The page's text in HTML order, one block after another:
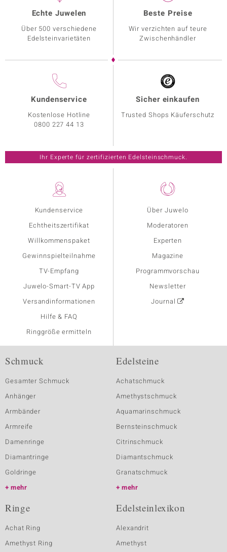
Kundenservice
Echtheitszertifikat
Willkommenspaket
Gewinnspielteilnahme
TV-Empfang
Juwelo-Smart-TV App
Versandinformationen
Hilfe & FAQ
Ringgröße ermitteln
Über Juwelo
Moderatoren
Experten
Magazine
Programmvorschau
Newsletter
Journal
Echte Juwelen
Über 500 verschiedene
Edelsteinvarietäten
Beste Preise
Wir verzichten auf teure
Zwischenhändler
Kundenservice
Kostenlose Hotline
0800 227 44 13
Sicher einkaufen
Trusted Shops Käuferschutz
Ihr Experte für zertifizierten Edelsteinschmuck.
Schmuck
Gesamter Schmuck
Anhänger
Armbänder
Armreife
Damenringe
Diamantringe
Goldringe
mehr
Edelsteine
Achatschmuck
Amethystschmuck
Aquamarinschmuck
Bernsteinschmuck
Citrinschmuck
Diamantschmuck
Granatschmuck
mehr
Ringe
Achat Ring
Amethyst Ring
Edelsteinlexikon
Alexandrit
Amethyst